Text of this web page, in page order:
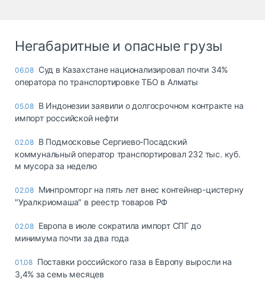
Негабаритные и опасные грузы
06.08 Суд в Казахстане национализировал почти 34%
оператора по транспортировке ТБО в Алматы
05.08 В Индонезии заявили о долгосрочном контракте на
импорт российской нефти
02.08 В Подмосковье Сергиево-Посадский
коммунальный оператор транспортировал 232 тыс. куб.
м мусора за неделю
02.08 Минпромторг на пять лет внес контейнер-цистерну
"Уралкриомаша" в реестр товаров РФ
02.08 Европа в июле сократила импорт СПГ до
минимума почти за два года
01.08 Поставки российского газа в Европу выросли на
3,4% за семь месяцев